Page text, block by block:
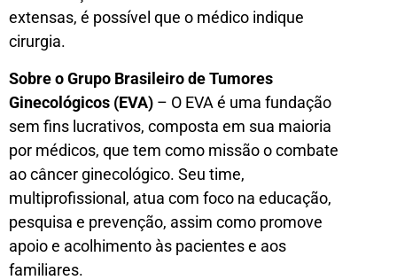
extensas, é possível que o médico indique
cirurgia.
Sobre o Grupo Brasileiro de Tumores
Ginecológicos (EVA) – O EVA é uma fundação
sem fins lucrativos, composta em sua maioria
por médicos, que tem como missão o combate
ao câncer ginecológico. Seu time,
multiprofissional, atua com foco na educação,
pesquisa e prevenção, assim como promove
apoio e acolhimento às pacientes e aos
familiares.